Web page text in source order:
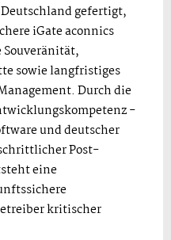
gefertigt,
iGate aconnics
sowie langfristiges
Durch die
-
und deutscher
Post-
eine
kritischer